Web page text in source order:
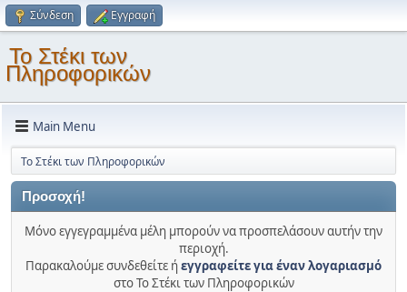
Σύνδεση Εγγραφή
Το Στέκι των
Πληροφορικών
Main Menu
Το Στέκι των Πληροφορικών
Προσοχή!
Μόνο εγγεγραμμένα μέλη μπορούν να προσπελάσουν αυτήν την
περιοχή.
Παρακαλούμε συνδεθείτε ήεγγραφείτε για έναν λογαριασμό
στο Το Στέκι των Πληροφορικών